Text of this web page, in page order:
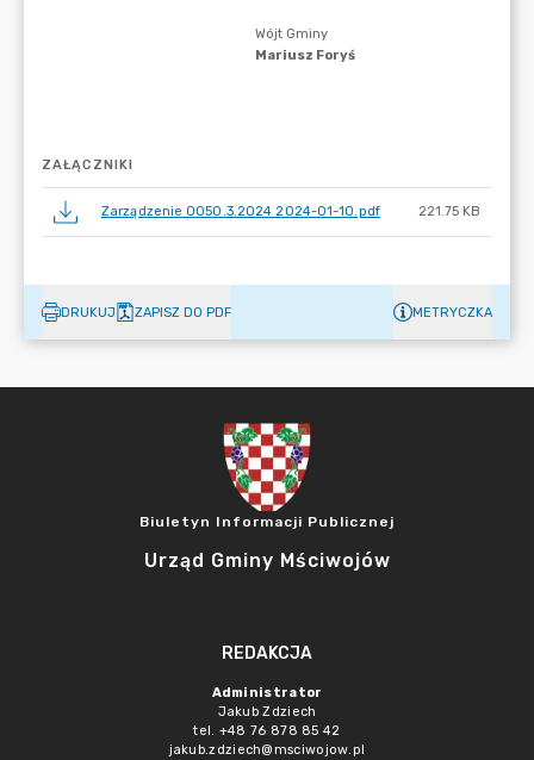
ZAŁĄCZNIKI
Zarządzenie 0050.3.2024 2024-01-10.pdf 221.75 KB
DRUKUJ ZAPISZ DO PDF METRYCZKA
Biuletyn Informacji Publicznej
Urząd Gminy Mściwojów
REDAKCJA
Administrator
Jakub Zdziech
tel. +48 76 878 85 42
jakub.zdziech@msciwojow.pl